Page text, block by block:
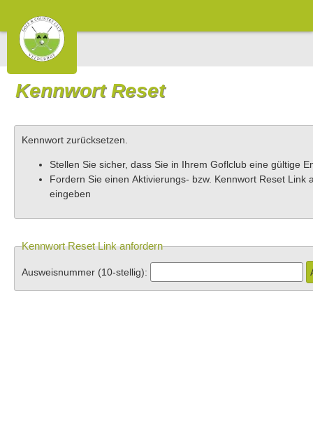
Kennwort Reset
Kennwort zurücksetzen.
Stellen Sie sicher, dass Sie in Ihrem Goflclub eine gültige
Fordern Sie einen Aktivierungs- bzw. Kennwort Reset
eingeben
Kennwort Reset Link anfordern
Ausweisnummer (10-stellig):